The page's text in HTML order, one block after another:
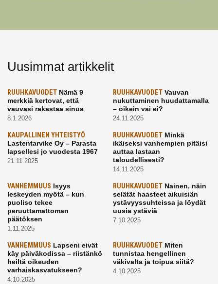
Uusimmat artikkelit
RUUHKAVUODET Nämä 9
merkkiä kertovat, että
vauvasi rakastaa sinua
8.1.2026
RUUHKAVUODETVauvan
nukuttaminen huudattamalla
– oikein vai ei?
24.11.2025
KAUPALLINEN YHTEISTYÖ
Lastentarvike Oy – Parasta
lapsellesi jo vuodesta 1967
21.11.2025
RUUHKAVUODETMinkä
ikäiseksi vanhempien pitäisi
auttaa lastaan
taloudellisesti?
14.11.2025
VANHEMMUUS Isyys
leskeyden myötä – kun
puoliso tekee
peruuttamattoman
päätöksen
1.11.2025
RUUHKAVUODETNainen, näin
selätät haasteet aikuisiän
ystävyyssuhteissa ja löydät
uusia ystäviä
7.10.2025
VANHEMMUUS Lapseni eivät
käy päiväkodissa – riistänkö
heiltä oikeuden
varhaiskasvatukseen?
4.10.2025
RUUHKAVUODETMiten
tunnistaa hengellinen
väkivalta ja toipua siitä?
4.10.2025